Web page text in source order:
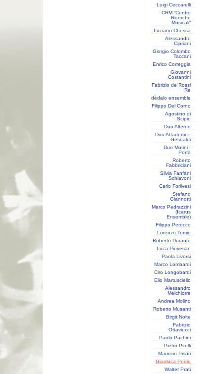
Luigi Ceccarelli
CRM “Centro
Ricerche
Musicali”
Luciano Chessa
Alessandro
Cipriani
Giorgio Colombo
Taccani
Enrico Correggia
Giovanni
Costantini
Fabrizio de Rossi
Re
dèdalo ensemble
Filippo Del Corno
Agostino di
Scipio
Duo Alterno
Duo Attademo -
Gesualdi
Duo Morini -
Porta
Roberto
Fabbriciani
Silvia Fanfani
Schiavoni
Carlo Forlivesi
Stefano
Giannotti
Marco Pedrazzini
(Icarus
Ensemble)
Filippo Perocco
Lorenzo Tomio
Roberto Durante
Luca Piovesan
Paola Livorsi
Marco Lombardi
Ciro Longobardi
Elio Martusciello
Alessandro
Melchiorre
Andrea Molino
Roberto Musanti
Birgit Nolte
Fabrizio
Ottaviucci
Paolo Pachini
Pietro Pirelli
Maurizio Pisati
Gianluca Podio
Walter Prati